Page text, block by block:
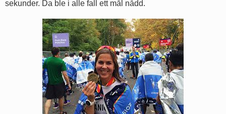
sekunder. Da ble i alle fall ett mål nådd.